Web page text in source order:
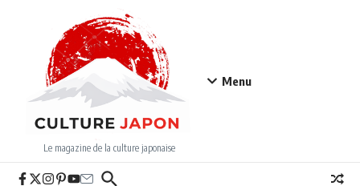
Le magazine de la culture japonaise
Menu